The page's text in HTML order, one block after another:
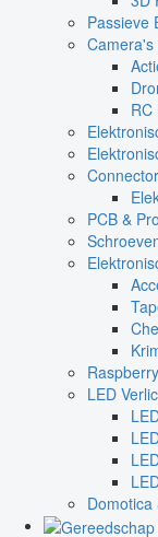
Passieve
RC
PCB &
LED